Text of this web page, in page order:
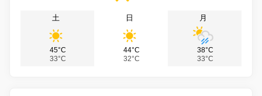
土
45°C
33°C
日
44°C
32°C
月
38°C
33°C